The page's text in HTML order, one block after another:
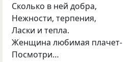
Сколько в ней добра,
Нежности, терпения,
Ласки и тепла.
Женщина любимая плачет-
Посмотри…